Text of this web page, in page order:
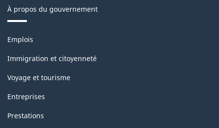
À propos du gouvernement
Thèmes
sujets
Emplois
Immigration et citoyenneté
Voyage et tourisme
Entreprises
Prestations